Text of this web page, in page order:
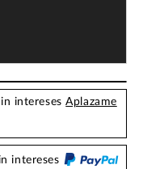
interesesAplazame
intereses